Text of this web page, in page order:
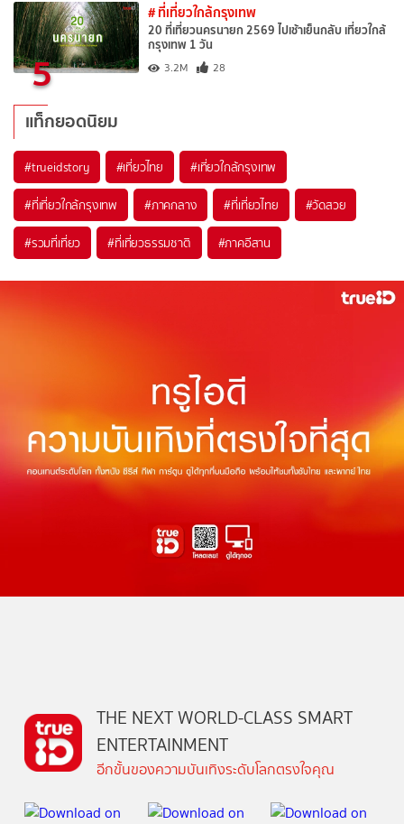
5
# ที่เที่ยวใกล้กรุงเทพ
20 ที่เที่ยวนครนายก 2569 ไปเช้าเย็นกลับ เที่ยวใกล้
กรุงเทพ 1 วัน
3.2M 28
แท็กยอดนิยม
#trueidstory #เที่ยวไทย #เที่ยวใกล้กรุงเทพ
#ที่เที่ยวใกล้กรุงเทพ #ภาคกลาง #ที่เที่ยวไทย #วัดสวย
#รวมที่เที่ยว #ที่เที่ยวธรรมชาติ #ภาคอีสาน
THE NEXT WORLD-CLASS SMART
ENTERTAINMENT
อีกขั้นของความบันเทิงระดับโลกตรงใจคุณ